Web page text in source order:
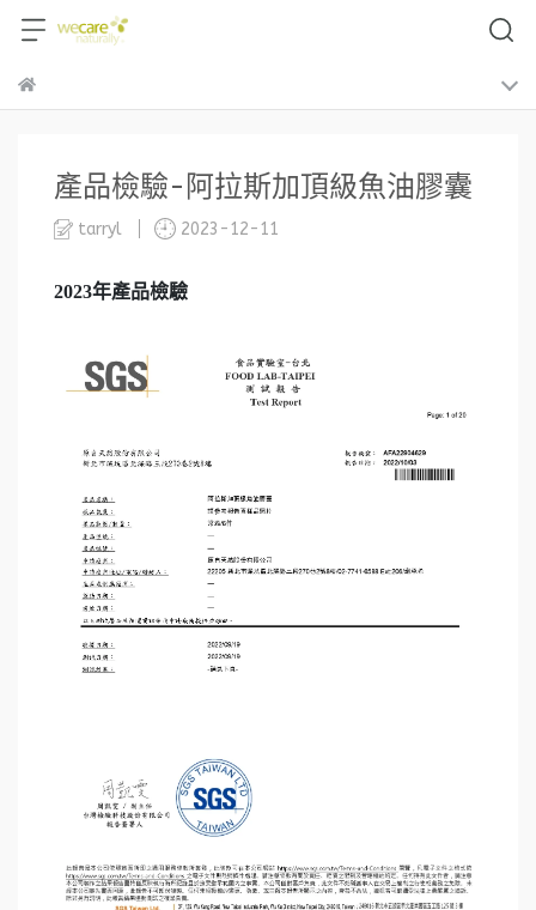
產品檢驗-阿拉斯加頂級魚油膠囊
tarryl 2023-12-11
2023年產品檢驗